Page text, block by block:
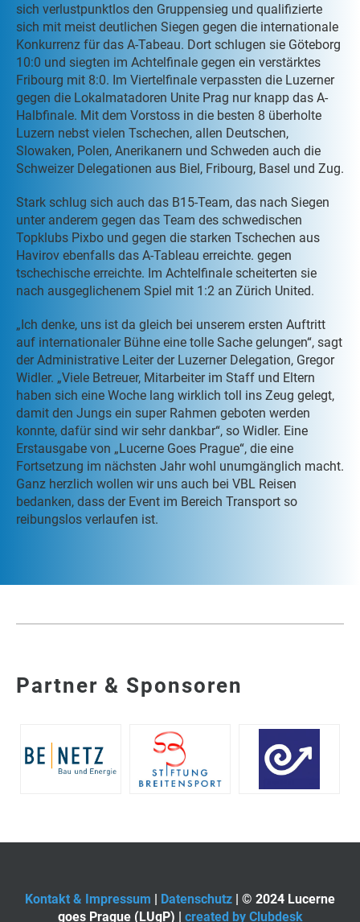
sich verlustpunktlos den Gruppensieg und qualifizierte
sich mit meist deutlichen Siegen gegen die internationale
Konkurrenz für das A-Tabeau. Dort schlugen sie Göteborg
10:0 und siegten im Achtelfinale gegen ein verstärktes
Fribourg mit 8:0. Im Viertelfinale verpassten die Luzerner
gegen die Lokalmatadoren Unite Prag nur knapp das A-
Halbfinale. Mit dem Vorstoss in die besten 8 überholte
Luzern nebst vielen Tschechen, allen Deutschen,
Slowaken, Polen, Anerikanern und Schweden auch die
Schweizer Delegationen aus Biel, Fribourg, Basel und Zug.
Stark schlug sich auch das B15-Team, das nach Siegen
unter anderem gegen das Team des schwedischen
Topklubs Pixbo und gegen die starken Tschechen aus
Havirov ebenfalls das A-Tableau erreichte. gegen
tschechische erreichte. Im Achtelfinale scheiterten sie
nach ausgeglichenem Spiel mit 1:2 an Zürich United.
„Ich denke, uns ist da gleich bei unserem ersten Auftritt
auf internationaler Bühne eine tolle Sache gelungen“, sagt
der Administrative Leiter der Luzerner Delegation, Gregor
Widler. „Viele Betreuer, Mitarbeiter im Staff und Eltern
haben sich eine Woche lang wirklich toll ins Zeug gelegt,
damit den Jungs ein super Rahmen geboten werden
konnte, dafür sind wir sehr dankbar“, so Widler. Eine
Erstausgabe von „Lucerne Goes Prague“, die eine
Fortsetzung im nächsten Jahr wohl unumgänglich macht.
Ganz herzlich wollen wir uns auch bei VBL Reisen
bedanken, dass der Event im Bereich Transport so
reibungslos verlaufen ist.
Partner & Sponsoren
Kontakt & Impressum Datenschutz | © 2024 Lucerne
goes Prague (LUgP) | created by Clubdesk